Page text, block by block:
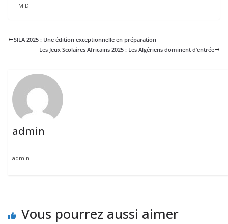
M.D.
SILA 2025 : Une édition exceptionnelle en préparation
Les Jeux Scolaires Africains 2025 : Les Algériens dominent d’entrée
admin
admin
Vous pourrez aussi aimer